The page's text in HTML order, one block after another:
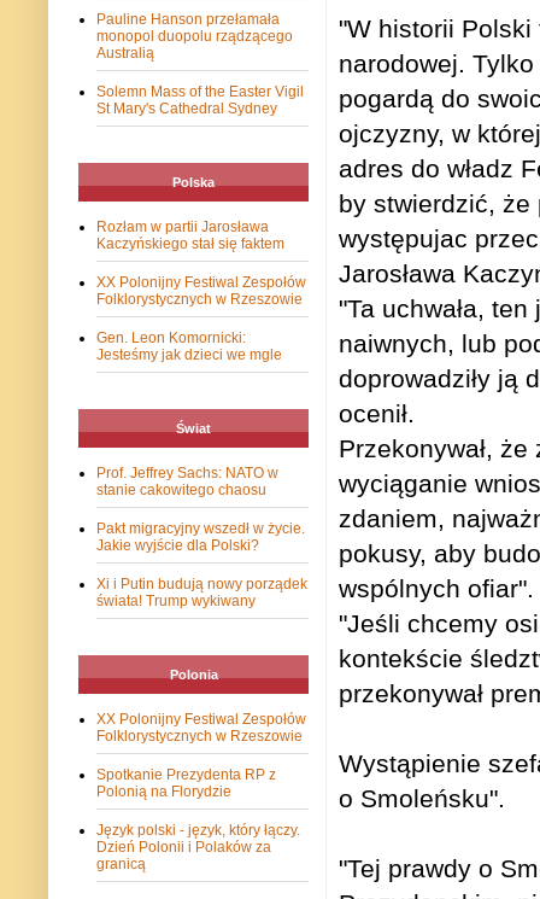
"W historii Polski
narodowej.
pogardą do
ojczyzny, w
adres do władz
by stwierdzić, że
występujac
Jarosława
"Ta uchwała,
naiwnych, lub
doprowadziły ją
ocenił.
Przekonywał,
wyciąganie
zdaniem,
pokusy, aby
wspólnych ofiar".
"Jeśli chcemy
kontekście
przekonywał
Wystąpienie
o Smoleńsku".
"Tej prawdy o
Pauline Hanson przełamała
monopol duopolu rządzącego
Australią
Solemn Mass of the Easter Vigil
St Mary's Cathedral Sydney
Polska
Rozłam w partii Jarosława
Kaczyńskiego stał się faktem
XX Polonijny Festiwal Zespołów
Folklorystycznych w Rzeszowie
Gen. Leon Komornicki:
Jesteśmy jak dzieci we mgle
Świat
Prof. Jeffrey Sachs: NATO w
stanie cakowitego chaosu
Pakt migracyjny wszedł w życie.
Jakie wyjście dla Polski?
Xi i Putin budują nowy porządek
świata! Trump wykiwany
Polonia
XX Polonijny Festiwal Zespołów
Folklorystycznych w Rzeszowie
Spotkanie Prezydenta RP z
Polonią na Florydzie
Język polski - język, który łączy.
Dzień Polonii i Polaków za
granicą